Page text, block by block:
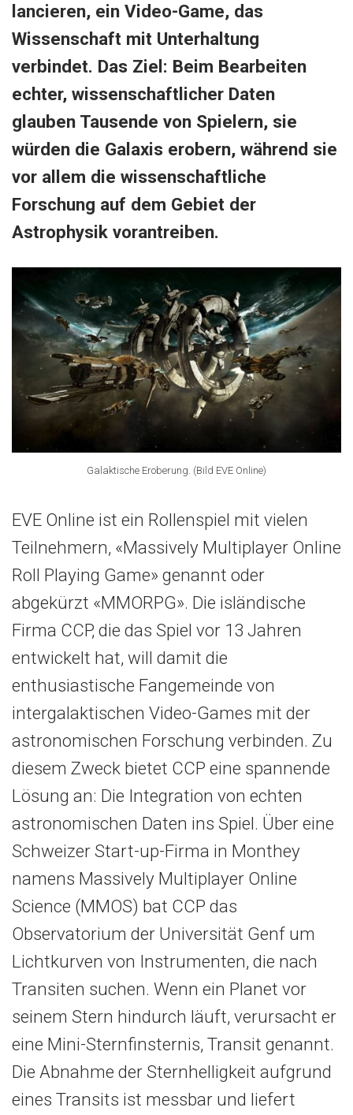
lancieren, ein Video-Game, das
Wissenschaft mit Unterhaltung
verbindet. Das Ziel: Beim Bearbeiten
echter, wissenschaftlicher Daten
glauben Tausende von Spielern, sie
würden die Galaxis erobern, während sie
vor allem die wissenschaftliche
Forschung auf dem Gebiet der
Astrophysik vorantreiben.
Galaktische Eroberung. (Bild EVE Online)
EVE Online ist ein Rollenspiel mit vielen
Teilnehmern, «Massively Multiplayer Online
Roll Playing Game» genannt oder
abgekürzt «MMORPG». Die isländische
Firma CCP, die das Spiel vor 13 Jahren
entwickelt hat, will damit die
enthusiastische Fangemeinde von
intergalaktischen Video-Games mit der
astronomischen Forschung verbinden. Zu
diesem Zweck bietet CCP eine spannende
Lösung an: Die Integration von echten
astronomischen Daten ins Spiel. Über eine
Schweizer Start-up-Firma in Monthey
namens Massively Multiplayer Online
Science (MMOS) bat CCP das
Observatorium der Universität Genf um
Lichtkurven von Instrumenten, die nach
Transiten suchen. Wenn ein Planet vor
seinem Stern hindurch läuft, verursacht er
eine Mini-Sternfinsternis, Transit genannt.
Die Abnahme der Sternhelligkeit aufgrund
eines Transits ist messbar und liefert